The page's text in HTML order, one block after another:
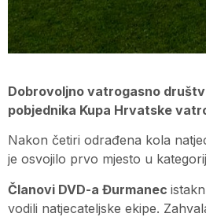
Dobrovoljno vatrogasno
pobjednika Kupa Hrvatske
Nakon četiri odrađena kola
je osvojilo prvo mjesto u
Članovi DVD-a Đurmanec
vodili natjecateljske ekipe.